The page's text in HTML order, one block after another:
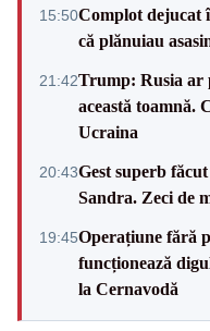
15:50Complot dejucat
că plănuiau
21:42Trump: Rusia ar
această toamnă.
Ucraina
20:43Gest superb
Sandra. Zeci de
19:45Operațiune fără
funcționează
la Cernavodă